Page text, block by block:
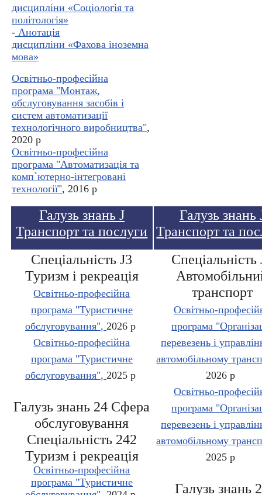
дисципліни «Соціологія та
політологія»
-Анотація
дисципліни «Фахова іноземна
мова»
Освітньо-професійна
програма "Монтаж,
обслуговування засобів і
систем автоматизації
технологічного виробництва",
2020 р
Освітньо-професійна
програма "Автоматизація та
комп`ютерно-інтегровані
технології", 2016 р
Галузь знань J
Транспорт та послуги
Галузь знань
Транспорт та
Спеціальність J3
Туризм і рекреація
Освітньо-професійна
програма "Туристичне
обслуговування", 2026 р
Освітньо-професійна
програма "Туристичне
обслуговування", 2025 р
Галузь знань 24 Сфера
обслуговування
Спеціальність 242
Туризм і рекреація
Освітньо-професійна
програма "Туристичне
Спеціальність
транспорт
Освітньо-
програма
перевезень і
автомобільному
2026 р
Освітньо-
програма
перевезень і
автомобільному
2025 р
Галузь знань